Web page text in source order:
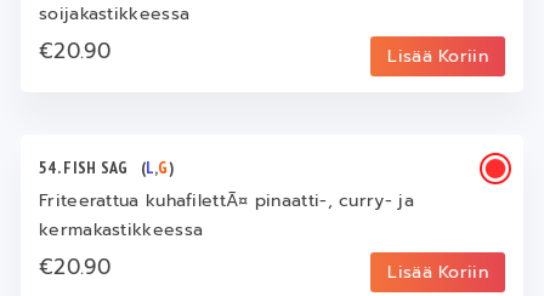
soijakastikkeessa
€20.90 Lisää Koriin
54. FISH SAG (L,G)
Friteerattua kuhafilettÃ¤ pinaatti-, curry- ja
kermakastikkeessa
€20.90 Lisää Koriin